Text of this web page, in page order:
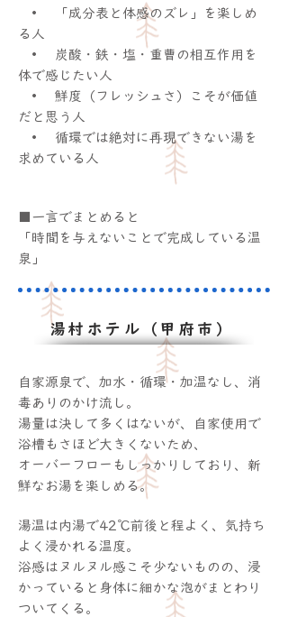
• 「成分表と体感のズレ」を楽しめ
る人
• 炭酸・鉄・塩・重曹の相互作用を
体で感じたい人
• 鮮度（フレッシュさ）こそが価値
だと思う人
• 循環では絶対に再現できない湯を
求めている人
■一言でまとめると
「時間を与えないことで完成している温
泉」
湯村ホテル（甲府市）
自家源泉で、加水・循環・加温なし、消
毒ありのかけ流し。
湯量は決して多くはないが、自家使用で
浴槽もさほど大きくないため、
オーバーフローもしっかりしており、新
鮮なお湯を楽しめる。
湯温は内湯で42℃前後と程よく、気持ち
よく浸かれる温度。
浴感はヌルヌル感こそ少ないものの、浸
かっていると身体に細かな泡がまとわり
ついてくる。